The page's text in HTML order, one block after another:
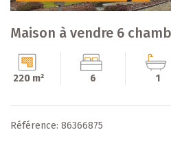
Maison à vendre 6
220 m² 6 1
Référence: 86366875